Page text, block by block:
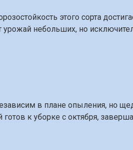
этого сорта
урожай небольших, но
в плане опыления, но
к уборке с октября,